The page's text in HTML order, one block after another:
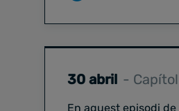
En aquest capítol
30 abril - Capítol
En aquest episodi de